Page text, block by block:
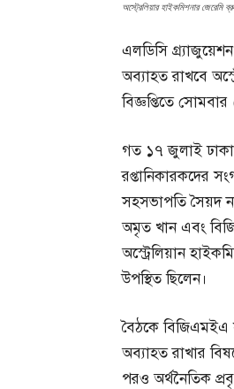
অস্ট্রেলিয়ার হাইকমিশনার
এলডিসি
অব্যাহত রাখবে
বিজ্ঞপ্তিতে
গত ১৭ জুলাই
রপ্তানিকারকদের
সহসভাপতি সৈয়দ
অমৃত খান এবং
অস্ট্রেলিয়ান
উপস্থিত ছিলেন।
বৈঠকে বিজিএমইএ
অব্যাহত রাখার
পরও অর্থনৈতিক